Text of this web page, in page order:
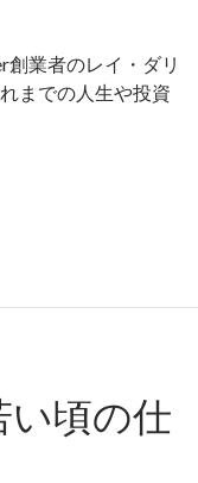
業者のレイ・ダリ
までの人生や投資
ムは死ぬまでやるだ
い頃の仕